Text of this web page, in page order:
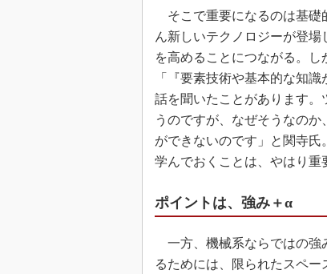
そこで重要になるのは基礎
ん新しいテクノロジーが登
を高めることにつながる。し
「『要素技術や基本的な知
話を聞いたことがあります。
うのですが、なぜそうなの
ができないのです」と関寺
学んでおくことは、やはり重
ポイントは、強み＋α
一方、機械系ならではの強
るためには、限られたスペ